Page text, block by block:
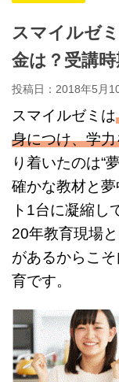
スマイルゼ
金は？受講
投稿日：2018年5月
スマイルゼミは
身につけ、学
り着いたのは“
確かな教材と
ト1台に凝縮し
20年教育現場
があるからこ
育です。